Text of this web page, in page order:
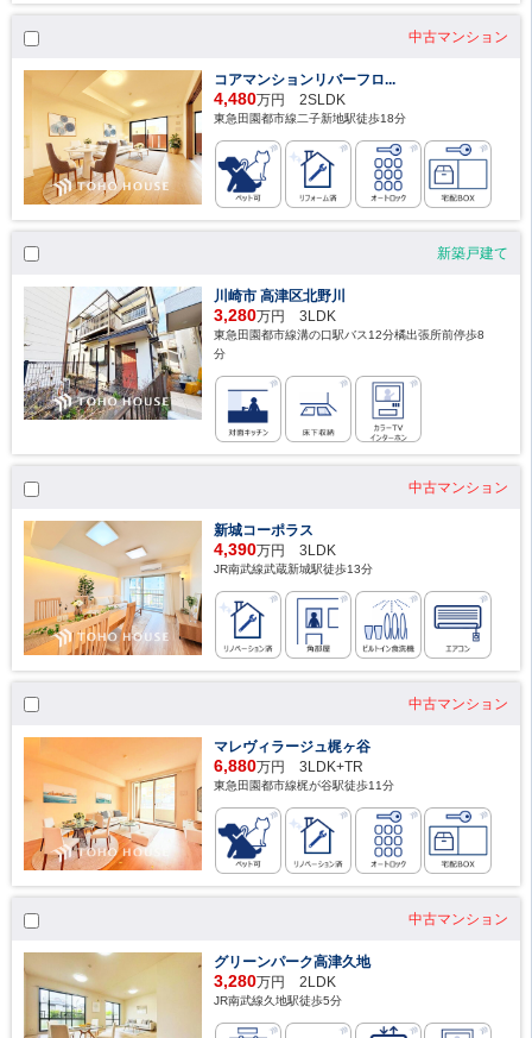
中古マンション
コアマンションリバーフロ...
4,480万円 2SLDK
東急田園都市線二子新地駅徒歩18分
新築戸建て
川崎市 高津区北野川
3,280万円 3LDK
東急田園都市線溝の口駅バス12分橘出張所前停歩8
分
中古マンション
新城コーポラス
4,390万円 3LDK
JR南武線武蔵新城駅徒歩13分
中古マンション
マレヴィラージュ梶ヶ谷
6,880万円 3LDK+TR
東急田園都市線梶が谷駅徒歩11分
中古マンション
グリーンパーク高津久地
3,280万円 2LDK
JR南武線久地駅徒歩5分